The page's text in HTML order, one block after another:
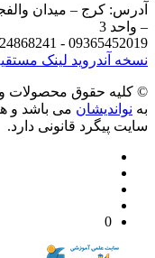
3
09365452019 - 09124868241 -
آندرویدلینک مستقیم
حقوق محصولات و
می باشد و هر
پیگرد قانونی دارد.